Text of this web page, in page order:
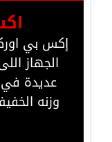
إكس بي
الجهاز
عديدة
وزنه